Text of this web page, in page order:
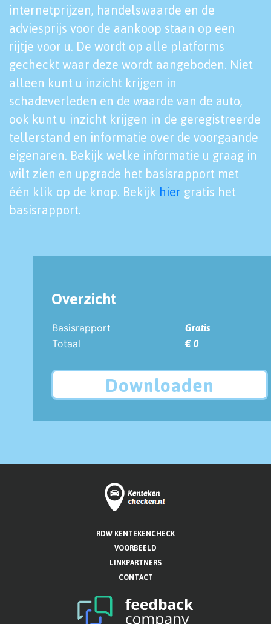
internetprijzen, handelswaarde en de
adviesprijs voor de aankoop staan op een
rijtje voor u. De wordt op alle platforms
gecheckt waar deze wordt aangeboden. Niet
alleen kunt u inzicht krijgen in
schadeverleden en de waarde van de auto,
ook kunt u inzicht krijgen in de geregistreerde
tellerstand en informatie over de voorgaande
eigenaren. Bekijk welke informatie u graag in
wilt zien en upgrade het basisrapport met
één klik op de knop. Bekijk hier gratis het
basisrapport.
Overzicht
Basisrapport
Gratis
Totaal
€ 0
Downloaden
RDW KENTEKENCHECK
VOORBEELD
LINKPARTNERS
CONTACT